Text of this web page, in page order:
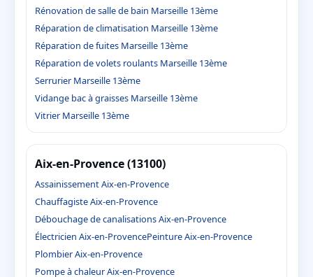
Rénovation de salle de bain Marseille 13ème
Réparation de climatisation Marseille 13ème
Réparation de fuites Marseille 13ème
Réparation de volets roulants Marseille 13ème
Serrurier Marseille 13ème
Vidange bac à graisses Marseille 13ème
Vitrier Marseille 13ème
Aix-en-Provence (13100)
Assainissement Aix-en-Provence
Chauffagiste Aix-en-Provence
Débouchage de canalisations Aix-en-Provence
Électricien Aix-en-ProvencePeinture Aix-en-Provence
Plombier Aix-en-Provence
Pompe à chaleur Aix-en-Provence